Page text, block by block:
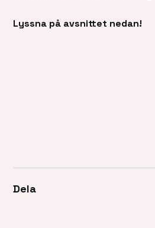
Lyssna på avsnittet nedan!
Dela